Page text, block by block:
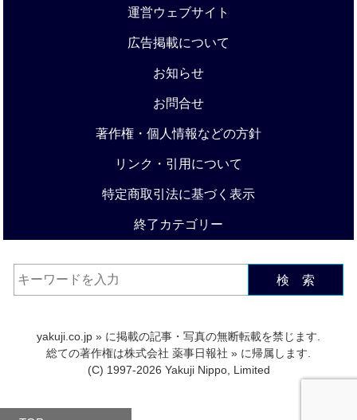
運営ウェブサイト
広告掲載について
お知らせ
お問合せ
著作権・個人情報などの方針
リンク・引用について
特定商取引法に基づく表示
終了カテゴリー
検 索
yakuji.co.jp » に掲載の記事・写真の無断転載を禁じます.
総ての著作権は株式会社 薬事日報社 » に帰属します.
(C) 1997-2026 Yakuji Nippo, Limited